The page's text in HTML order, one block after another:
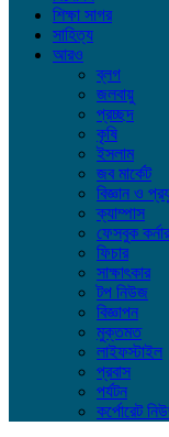
শিক্ষা সাগর
সাহিত্য
আরও
ব্লগ
জলবায়ু
প্রচ্ছদ
কৃষি
ইসলাম
জব মার্কেট
বিজ্ঞান ও
ক্যাম্পাস
ফেসবুক কর্নার
ফিচার
সাক্ষাৎকার
টপ নিউজ
বিজ্ঞাপন
মুক্তমত
লাইফস্টাইল
প্রবাস
পর্যটন
কর্পোরেট